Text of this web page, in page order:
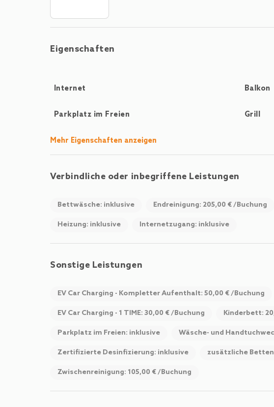
Eigenschaften
Internet Balkon
Parkplatz im Freien Grill
Mehr Eigenschaften anzeigen
Verbindliche oder inbegriffene Leistungen
Bettwäsche: inklusive Endreinigung: 205,00 € /Buchung
Heizung: inklusive Internetzugang: inklusive
Sonstige Leistungen
EV Car Charging - Kompletter Aufenthalt: 50,00 € /Buchung
EV Car Charging - 1 TIME: 30,00 € /Buchung Kinderbett:
Parkplatz im Freien: inklusive Wäsche- und
Zertifizierte Desinfizierung: inklusive zusätzliche
Zwischenreinigung: 105,00 € /Buchung